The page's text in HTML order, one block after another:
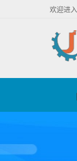
欢迎进